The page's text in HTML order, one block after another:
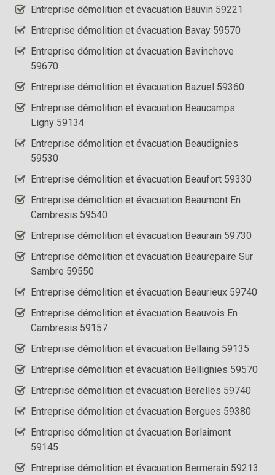
Entreprise démolition et évacuation Bauvin 59221
Entreprise démolition et évacuation Bavay 59570
Entreprise démolition et évacuation Bavinchove
59670
Entreprise démolition et évacuation Bazuel 59360
Entreprise démolition et évacuation Beaucamps
Ligny 59134
Entreprise démolition et évacuation Beaudignies
59530
Entreprise démolition et évacuation Beaufort 59330
Entreprise démolition et évacuation Beaumont En
Cambresis 59540
Entreprise démolition et évacuation Beaurain 59730
Entreprise démolition et évacuation Beaurepaire Sur
Sambre 59550
Entreprise démolition et évacuation Beaurieux 59740
Entreprise démolition et évacuation Beauvois En
Cambresis 59157
Entreprise démolition et évacuation Bellaing 59135
Entreprise démolition et évacuation Bellignies 59570
Entreprise démolition et évacuation Berelles 59740
Entreprise démolition et évacuation Bergues 59380
Entreprise démolition et évacuation Berlaimont
59145
Entreprise démolition et évacuation Bermerain 59213